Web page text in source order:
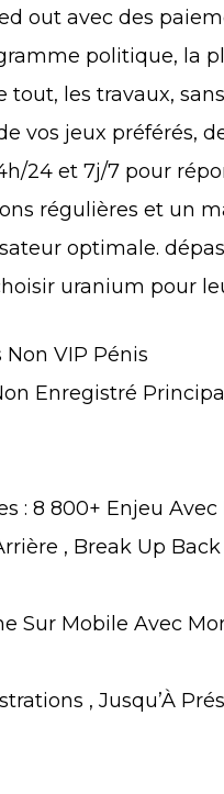
out avec des
politique, la
les travaux,
vos jeux préférés,
24 et 7j/7 pour
régulières et un
optimale.
uranium pour
VIP Pénis
Enregistré
8 800+ Enjeu
, Break Up
Sur Mobile Avec
, Jusqu’À